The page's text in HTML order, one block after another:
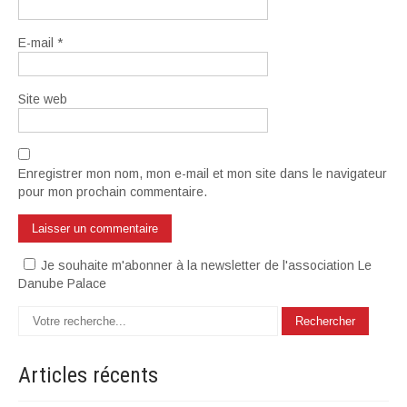
E-mail *
Site web
Enregistrer mon nom, mon e-mail et mon site dans le navigateur
pour mon prochain commentaire.
Je souhaite m'abonner à la newsletter de l'association Le
Danube Palace
Articles récents